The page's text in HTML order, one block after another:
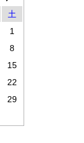
土
1
8
15
22
29